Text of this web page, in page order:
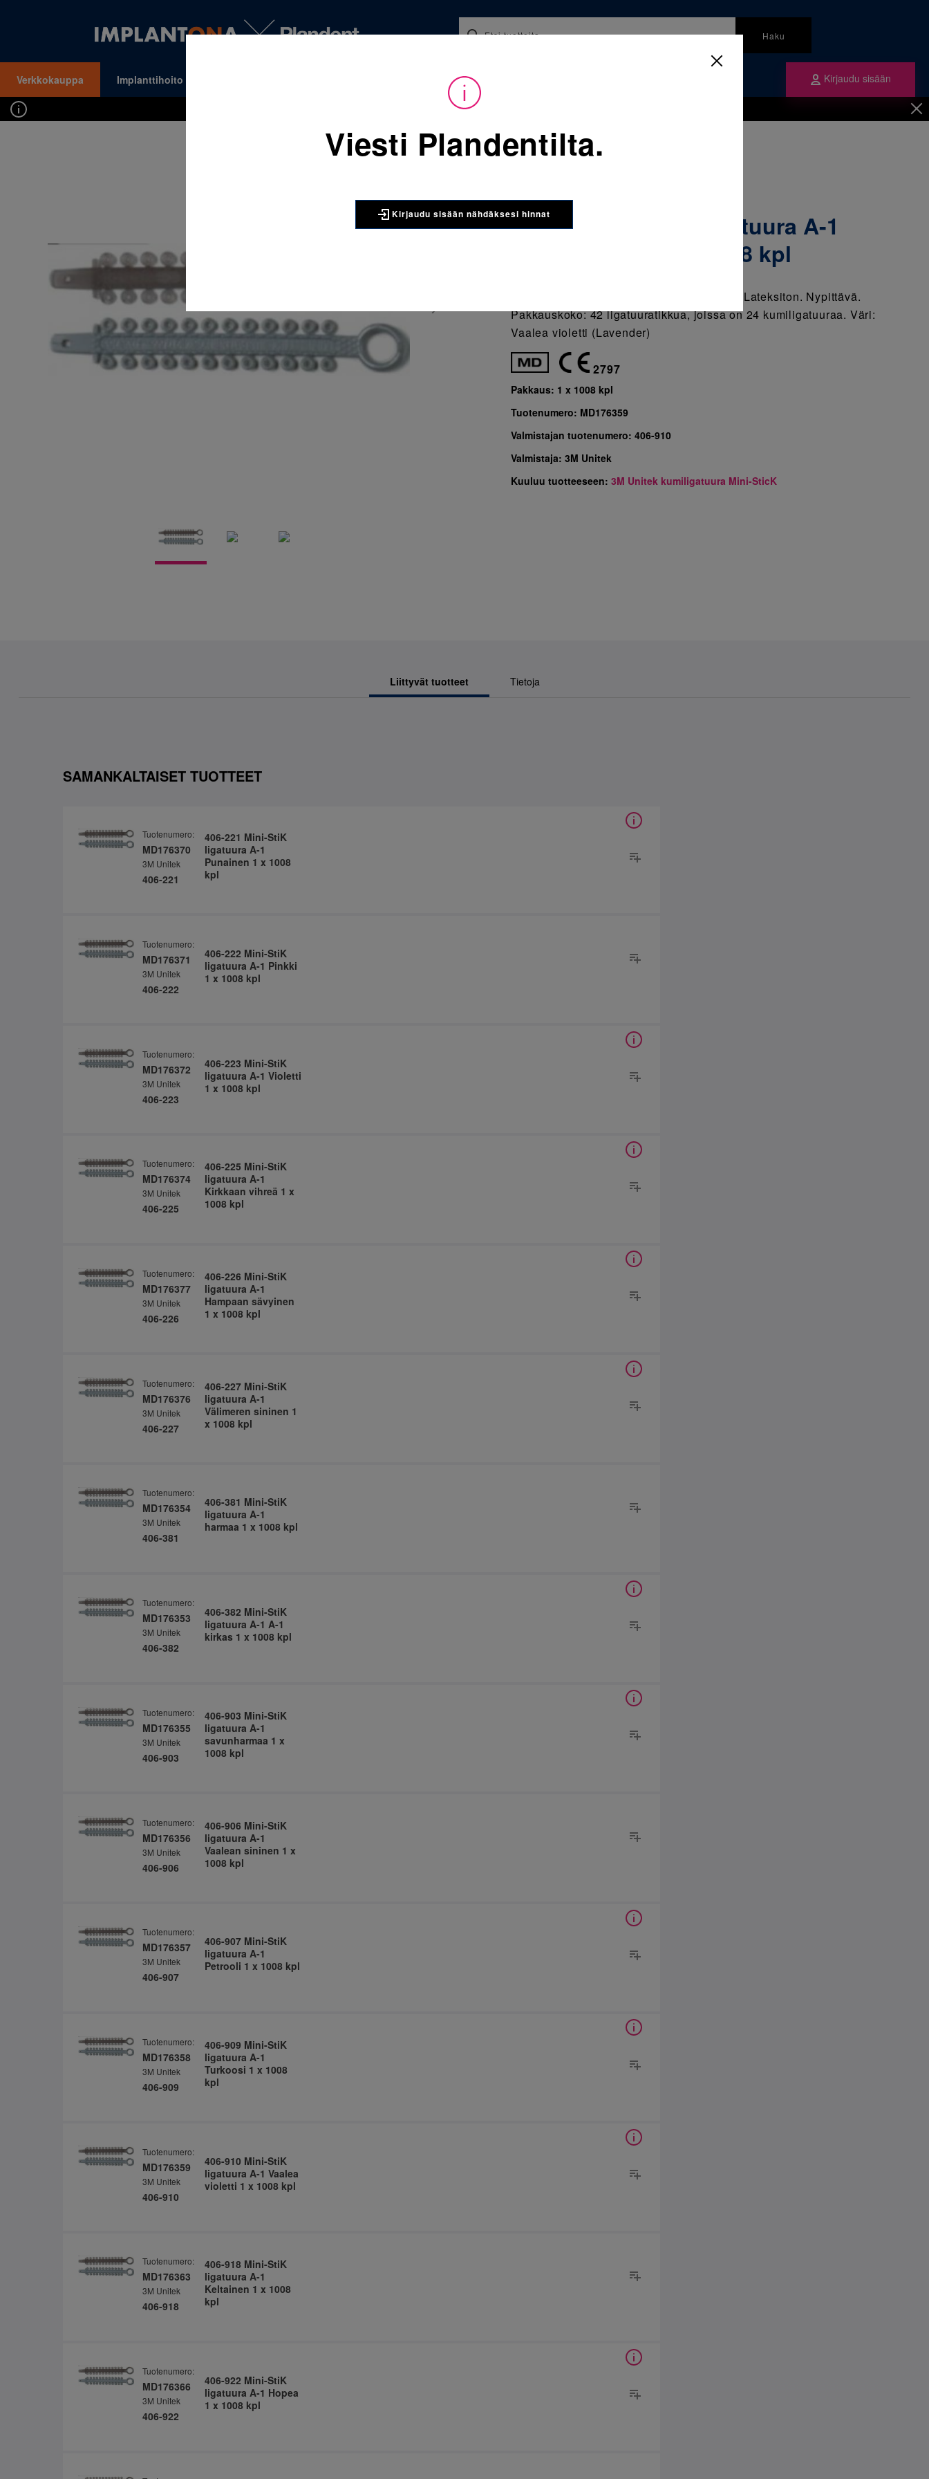
Haku
Verkkokauppa Implanttihoito Ajankohtaista Kirjaudu sisään
Kirjaudu sisään nähdäksesi hinnat. Tarvitsetko tunnukset verkkokauppaan? Tilaa ne
Sijainti:Tarvikkeet / Oikominen
3M UNITEK
406-910 Mini-StiK ligatuura A-1
Vaalea violetti 1 x 1008 kpl
Mini-StiK kumiligatuura.Koko A-1, 3,2 mm. Lateksiton. Nypittävä.
Pakkauskoko: 42 ligatuuratikkua, joissa on 24 kumiligatuuraa. Väri:
Vaalea violetti (Lavender)
2797
Pakkaus: 1 x 1008 kpl
Tuotenumero: MD176359
Valmistajan tuotenumero:406-910
Valmistaja:3M Unitek
Kuuluu tuotteeseen:3M Unitek kumiligatuura Mini-SticK
Liittyvät tuotteet Tietoja
SAMANKALTAISET TUOTTEET
Tuotenumero:
MD176370
3M Unitek
406-221
406-221 Mini-StiK
ligatuura A-1
Punainen 1 x 1008
kpl
Tuotenumero:
MD176371
3M Unitek
406-222
406-222 Mini-StiK
ligatuura A-1 Pinkki
1 x 1008 kpl
Tuotenumero:
MD176372
3M Unitek
406-223
406-223 Mini-StiK
ligatuura A-1 Violetti
1 x 1008 kpl
Tuotenumero:
MD176374
3M Unitek
406-225
406-225 Mini-StiK
ligatuura A-1
Kirkkaan vihreä 1 x
1008 kpl
Tuotenumero:
MD176377
3M Unitek
406-226
406-226 Mini-StiK
ligatuura A-1
Hampaan sävyinen
1 x 1008 kpl
Tuotenumero:
MD176376
3M Unitek
406-227
406-227 Mini-StiK
ligatuura A-1
Välimeren sininen 1
x 1008 kpl
Tuotenumero:
MD176354
3M Unitek
406-381
406-381 Mini-StiK
ligatuura A-1
harmaa 1 x 1008 kpl
Tuotenumero:
MD176353
3M Unitek
406-382
406-382 Mini-StiK
ligatuura A-1 A-1
kirkas 1 x 1008 kpl
Tuotenumero:
MD176355
3M Unitek
406-903
406-903 Mini-StiK
ligatuura A-1
savunharmaa 1 x
1008 kpl
Tuotenumero:
MD176356
3M Unitek
406-906
406-906 Mini-StiK
ligatuura A-1
Vaalean sininen 1 x
1008 kpl
Tuotenumero:
MD176357
3M Unitek
406-907
406-907 Mini-StiK
ligatuura A-1
Petrooli 1 x 1008 kpl
Tuotenumero:
MD176358
3M Unitek
406-909
406-909 Mini-StiK
ligatuura A-1
Turkoosi 1 x 1008
kpl
Tuotenumero:
MD176359
3M Unitek
406-910
406-910 Mini-StiK
ligatuura A-1 Vaalea
violetti 1 x 1008 kpl
Tuotenumero:
MD176363
3M Unitek
406-918
406-918 Mini-StiK
ligatuura A-1
Keltainen 1 x 1008
kpl
Tuotenumero:
MD176366
3M Unitek
406-922
406-922 Mini-StiK
ligatuura A-1 Hopea
1 x 1008 kpl
Viesti Plandentilta.
Kirjaudu sisään nähdäksesi hinnat